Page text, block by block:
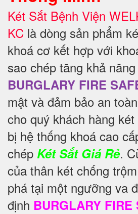
Két Sắt Bệnh Viện
KC là dòng sản phẩm
khoá cơ kết hợp với
sao chép tăng khả
BURGLARY FIRE
mật và đảm bảo an
cho quý khách hàng
bị hệ thống khoá cao
chép Két Sắt Giá Rẻ.
của thân két chống
phá tại một ngưỡng va
định BURGLARY FIRE